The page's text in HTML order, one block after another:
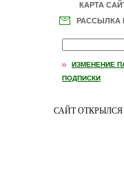
КАРТА
РАССЫЛКА
ИЗМЕНЕНИЕ
ПОДПИСКИ
САЙТ ОТКРЫЛСЯ